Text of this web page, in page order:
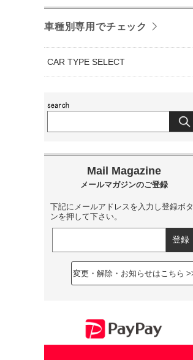
車種別専用でチェック
CAR TYPE SELECT
下記にメールアドレスを入力し登録ボタ
ンを押して下さい。
変更・解除・お知らせはこちら